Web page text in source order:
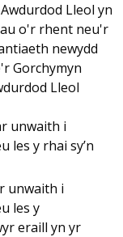
Lleol yn
o'r rhent neu'r
newydd
Gorchymyn
Lleol
unwaith i
les y rhai sy’n
unwaith i
les y
eraill yn yr